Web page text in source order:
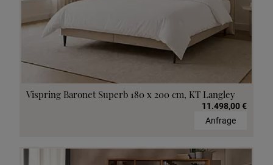
Vispring Baronet Superb 180 x 200 cm, KT Langley
11.498,00 €
Anfrage